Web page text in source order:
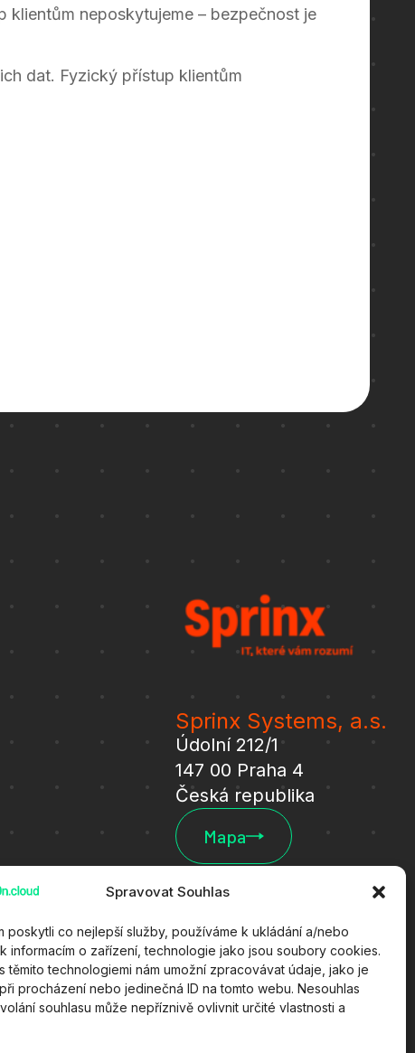
Spravovat Souhlas
poskytli co nejlepší služby, používáme k ukládání a/nebo
informacím o zařízení, technologie jako jsou soubory cookies.
těmito technologiemi nám umožní zpracovávat údaje, jako je
procházení nebo jedinečná ID na tomto webu. Nesouhlas
souhlasu může nepříznivě ovlivnit určité vlastnosti a
klientům neposkytujeme – bezpečnost je
dat. Fyzický přístup klientům
Sprinx Systems, a.s.
Údolní 212/1
147 00 Praha 4
Česká republika
Mapa